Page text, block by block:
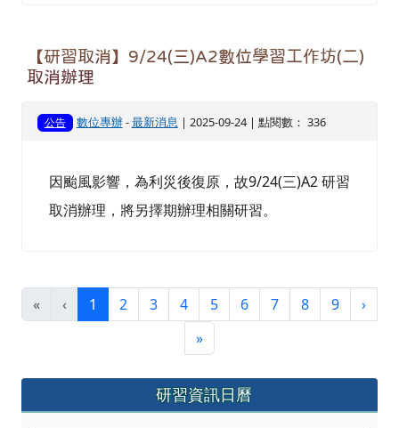
【研習取消】9/24(三)A2數位學習工作坊(二)
取消辦理
公告 數位專辦-最新消息 | 2025-09-24 | 點閱數： 336
因颱風影響，為利災後復原，故9/24(三)A2 研習
取消辦理，將另擇期辦理相關研習。
« ‹ 1 (目前頁次)
2 3 4 5 6 7 8 9 ›下一
»最後頁
左邊區域內容 研習資訊日曆